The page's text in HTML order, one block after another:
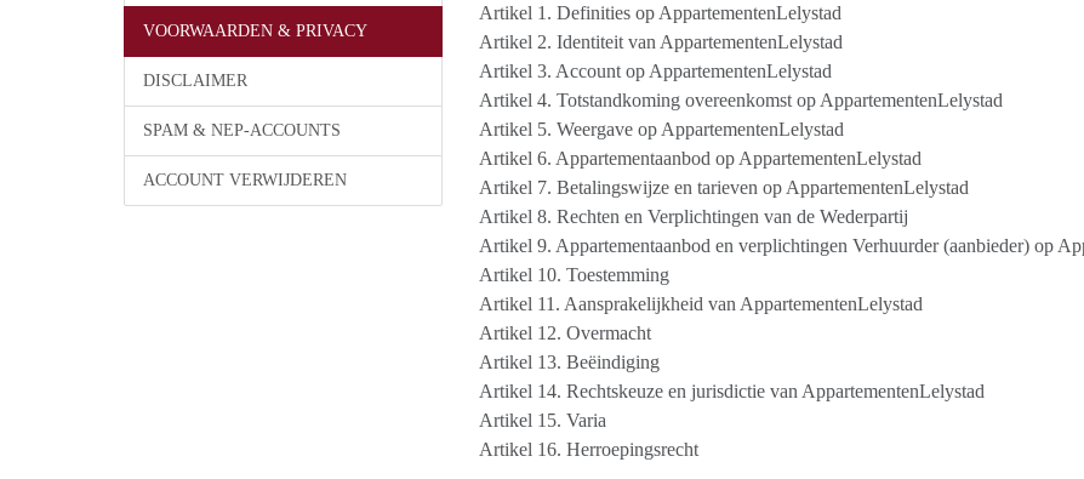
VOORWAARDEN & PRIVACY
DISCLAIMER
SPAM & NEP-ACCOUNTS
ACCOUNT VERWIJDEREN
Artikel 1. Definities op AppartementenLelystad
Artikel 2. Identiteit van AppartementenLelystad
Artikel 3. Account op AppartementenLelystad
Artikel 4. Totstandkoming overeenkomst op AppartementenLelystad
Artikel 5. Weergave op AppartementenLelystad
Artikel 6. Appartementaanbod op AppartementenLelystad
Artikel 7. Betalingswijze en tarieven op AppartementenLelystad
Artikel 8. Rechten en Verplichtingen van de Wederpartij
Artikel 9. Appartementaanbod en verplichtingen Verhuurder (aanbieder) op
Artikel 10. Toestemming
Artikel 11. Aansprakelijkheid van AppartementenLelystad
Artikel 12. Overmacht
Artikel 13. Beëindiging
Artikel 14. Rechtskeuze en jurisdictie van AppartementenLelystad
Artikel 15. Varia
Artikel 16. Herroepingsrecht